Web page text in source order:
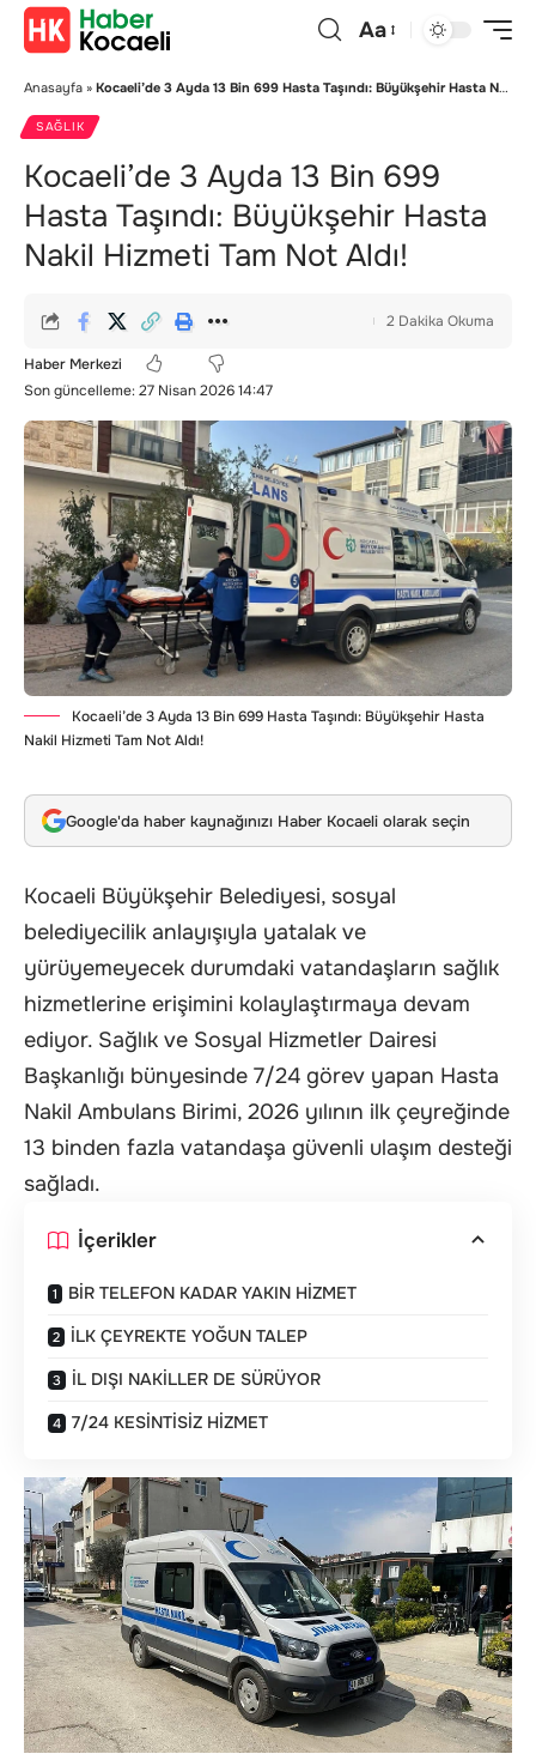
Aa
Anasayfa » Kocaeli’de 3 Ayda 13 Bin 699 Hasta Taşındı: Büyükşehir Hasta Nakil Hizmeti Tam Not Aldı!
SAĞLIK
Kocaeli’de 3 Ayda 13 Bin 699
Hasta Taşındı: Büyükşehir Hasta
Nakil Hizmeti Tam Not Aldı!
Son güncelleme: 27 Nisan 2026 14:47
Haber Merkezi
2 Dakika Okuma
Kocaeli’de 3 Ayda 13 Bin 699 Hasta Taşındı: Büyükşehir Hasta
Nakil Hizmeti Tam Not Aldı!
Google'da haber kaynağınızı Haber Kocaeli olarak seçin
Kocaeli Büyükşehir Belediyesi, sosyal
belediyecilik anlayışıyla yatalak ve
yürüyemeyecek durumdaki vatandaşların sağlık
hizmetlerine erişimini kolaylaştırmaya devam
ediyor. Sağlık ve Sosyal Hizmetler Dairesi
Başkanlığı bünyesinde 7/24 görev yapan Hasta
Nakil Ambulans Birimi, 2026 yılının ilk çeyreğinde
13 binden fazla vatandaşa güvenli ulaşım desteği
sağladı.
İçerikler
BİR TELEFON KADAR YAKIN HİZMET
İLK ÇEYREKTE YOĞUN TALEP
İL DIŞI NAKİLLER DE SÜRÜYOR
7/24 KESİNTİSİZ HİZMET